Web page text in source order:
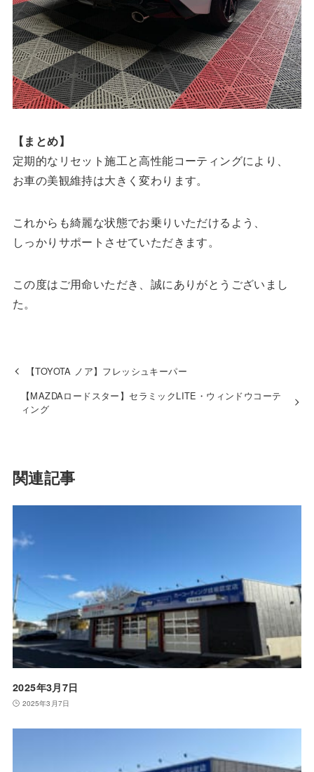
【まとめ】
定期的なリセット施工と高性能コーティングにより、
お車の美観維持は大きく変わります。
これからも綺麗な状態でお乗りいただけるよう、
しっかりサポートさせていただきます。
この度はご用命いただき、誠にありがとうございまし
た。
【TOYOTA ノア】フレッシュキーパー
【MAZDAロードスター】セラミックLITE・ウィンドウコーテ
ィング
関連記事
2025年3月7日
2025年3月7日